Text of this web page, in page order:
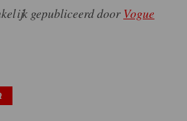
gepubliceerd door Vogue